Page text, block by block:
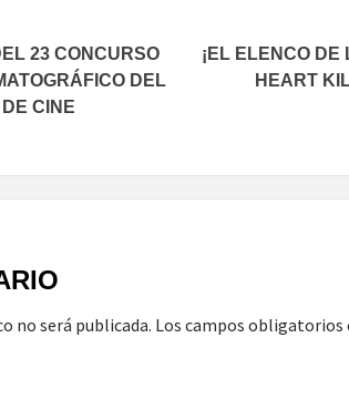
23 CONCURSO
DEL
CINE
¡EL ELENCO
HEART
no será publicada. Los campos obligatorios